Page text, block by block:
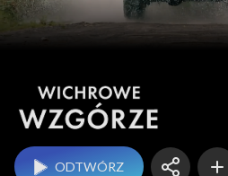
ODTWÓRZ